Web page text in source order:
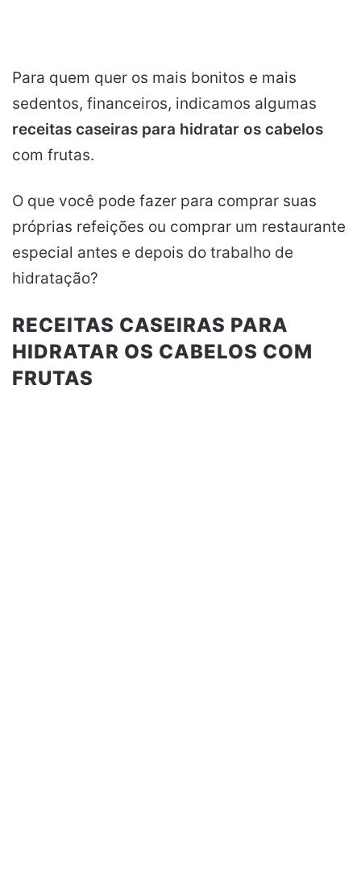
Para quem quer os mais bonitos e mais
sedentos, financeiros, indicamos algumas
receitas caseiras para hidratar os cabelos
com frutas.
O que você pode fazer para comprar suas
próprias refeições ou comprar um restaurante
especial antes e depois do trabalho de
hidratação?
RECEITAS CASEIRAS PARA
HIDRATAR OS CABELOS COM
FRUTAS